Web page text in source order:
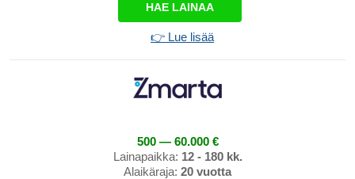
HAE LAINAA
👉 Lue lisää
500 — 60.000 €
Lainapaikka: 12 - 180 kk.
Alaikäraja: 20 vuotta